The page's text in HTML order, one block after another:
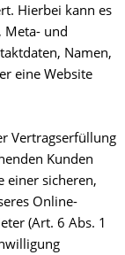
Hierbei kann es
Meta- und
Namen,
eine Website
Vertragserfüllung
Kunden
einer sicheren,
Online-
(Art. 6 Abs. 1